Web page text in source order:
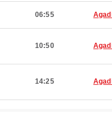
06:55
10:50
14:25